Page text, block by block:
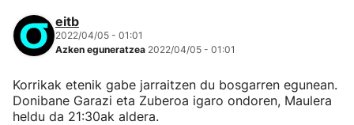
eitb
2022/04/05 - 01:01
Azken eguneratzea 2022/04/05 - 01:01
Korrikak etenik gabe jarraitzen du bosgarren egunean.
Donibane Garazi eta Zuberoa igaro ondoren, Maulera
heldu da 21:30ak aldera.